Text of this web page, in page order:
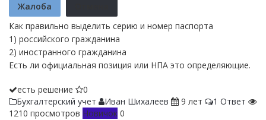
Жалоба
Как правильно выделить серию и номер паспорта
1) российского гражданина
2) иностранного гражданина
Есть ли официальная позиция или НПА это определяющие.
есть решение
0
Бухгалтерский учет
Иван Шихалеев 9 лет
1 Ответ
1210 просмотров Новичок 0